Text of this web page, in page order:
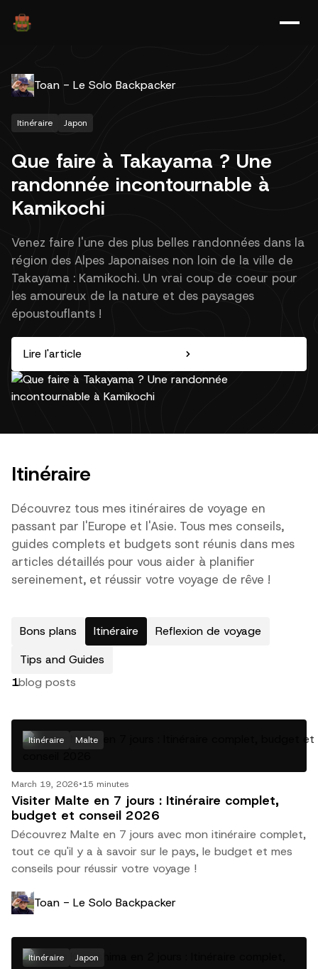
Toan - Le Solo Backpacker
Itinéraire Japon
Que faire à Takayama ? Une
randonnée incontournable à
Kamikochi
Venez faire l'une des plus belles randonnées dans la
région des Alpes Japonaises non loin de la ville de
Takayama : Kamikochi. Un vrai coup de coeur pour
les amoureux de la nature et des paysages
époustouflants !
Lire l'article
Itinéraire
Découvrez tous mes itinéraires de voyage en
passant par l'Europe et l'Asie. Tous mes conseils,
guides complets et budgets sont réunis dans mes
articles détaillés pour vous aider à planifier
sereinement, et réussir votre voyage de rêve !
Bons plans Itinéraire
Reflexion de voyage
Tips and Guides
1blog posts
Itinéraire Malte
March 19, 2026•15 minutes
Visiter Malte en 7 jours : Itinéraire complet,
budget et conseil 2026
Découvrez Malte en 7 jours avec mon itinéraire complet,
tout ce qu'il y a à savoir sur le pays, le budget et mes
conseils pour réussir votre voyage !
Toan - Le Solo Backpacker
Itinéraire Japon